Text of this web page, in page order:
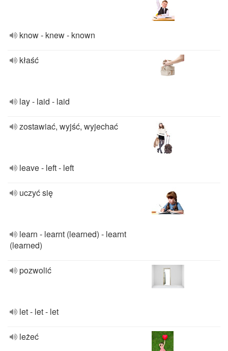
know - knew - known
kłaść
lay - laid - laid
zostawiać, wyjść, wyjechać
leave - left - left
uczyć się
learn - learnt (learned) - learnt
(learned)
pozwolić
let - let - let
leżeć